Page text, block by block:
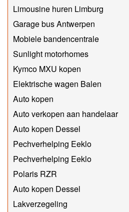
Limousine huren Limburg
Garage bus Antwerpen
Mobiele bandencentrale
Sunlight motorhomes
Kymco MXU kopen
Elektrische wagen Balen
Auto kopen
Auto verkopen aan handelaar
Auto kopen Dessel
Pechverhelping Eeklo
Pechverhelping Eeklo
Polaris RZR
Auto kopen Dessel
Lakverzegeling